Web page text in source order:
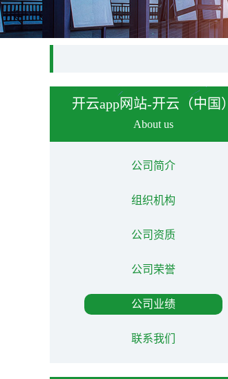
开云app网站-开云（中国）
About us
公司简介
组织机构
公司资质
公司荣誉
公司业绩
联系我们